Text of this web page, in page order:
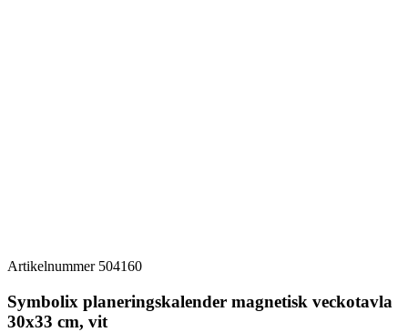
Artikelnummer 504160
Symbolix planeringskalender magnetisk veckotavla
30x33 cm, vit